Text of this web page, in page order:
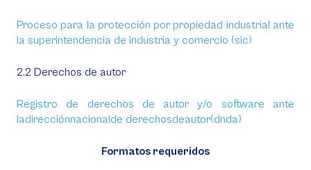
Proceso para la protección por propiedad industrial ante
la superintendencia de industria y comercio (sic)
2.2 Derechos de autor
Registro de derechos de autor y/o software ante
ladirecciónnacionalde derechosdeautor(dnda)
Formatos requeridos